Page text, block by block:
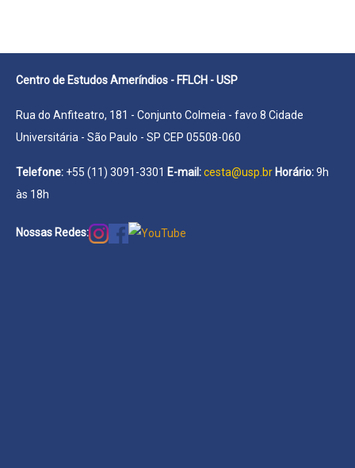
Centro de Estudos Ameríndios - FFLCH - USP
Rua do Anfiteatro, 181 - Conjunto Colmeia - favo 8 Cidade
Universitária - São Paulo - SP CEP 05508-060
Telefone: +55 (11) 3091-3301 E-mail:cesta@usp.br Horário:9h
às 18h
Nossas Redes: